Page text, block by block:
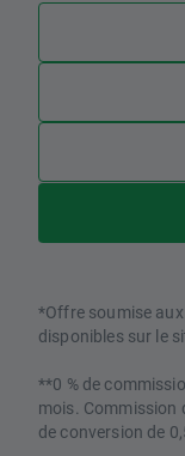
*Offre soumise aux
disponibles sur le
**0 % de
mois. Commission
de conversion de